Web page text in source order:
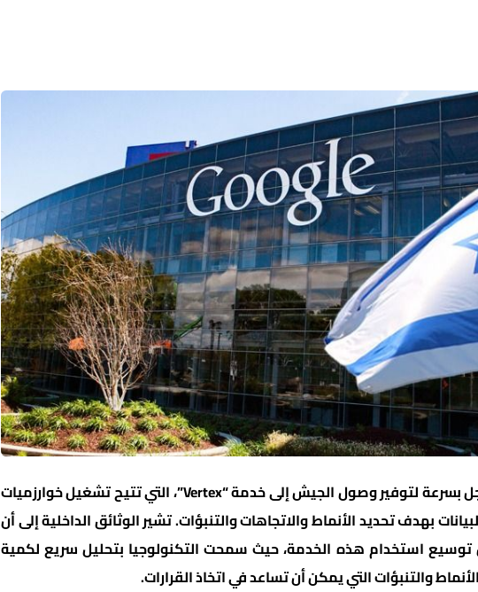
وفقًا للتقرير، عمل موظفو جوجل بسرعة لتوفير وصول الجيش إلى خدمة “Vertex”، التي تتيح تشغيل خوارزميات
بهدف تحديد الأنماط والاتجاهات والتنبؤات. تشير الوثائق الداخلية إلى أن
توسيع استخدام هذه الخدمة، حيث سمحت التكنولوجيا بتحليل سريع لكمية
والتنبؤات التي يمكن أن تساعد في اتخاذ القرارات.